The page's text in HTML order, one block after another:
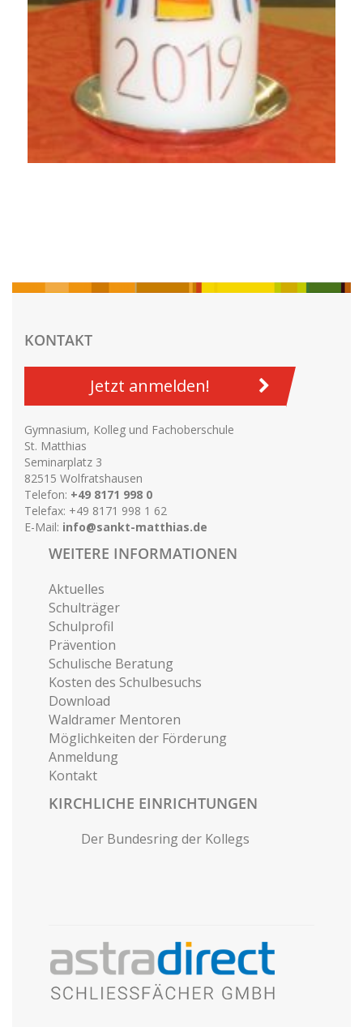
KONTAKT
Jetzt anmelden!
Gymnasium, Kolleg und Fachoberschule
St. Matthias
Seminarplatz 3
82515 Wolfratshausen
Telefon: +49 8171 998 0
Telefax: +49 8171 998 1 62
E-Mail: info@sankt-matthias.de
WEITERE INFORMATIONEN
Aktuelles
Schulträger
Schulprofil
Prävention
Schulische Beratung
Kosten des Schulbesuchs
Download
Waldramer Mentoren
Möglichkeiten der Förderung
Anmeldung
Kontakt
KIRCHLICHE EINRICHTUNGEN
Der Bundesring der Kollegs